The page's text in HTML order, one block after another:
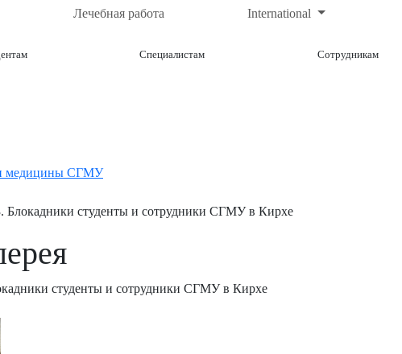
Лечебная работа International
Специалистам Сотрудникам
медицины СГМУ
Блокадники студенты и сотрудники СГМУ в Кирхе
студенты и сотрудники СГМУ в Кирхе